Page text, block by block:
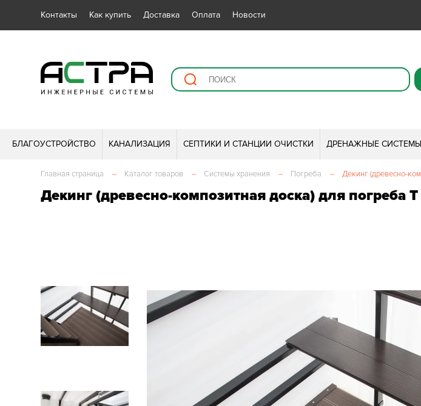
Контакты Как купить Доставка Оплата Новости
БЛАГОУСТРОЙСТВО КАНАЛИЗАЦИЯ СЕПТИКИ И СТАНЦИИ ОЧИСТКИ ДРЕНАЖНЫЕ СИСТЕМЫ
Главная страница – Каталог товаров – Системы хранения – Погреба – Декинг (древесно-
Декинг (древесно-композитная доска) для погреба